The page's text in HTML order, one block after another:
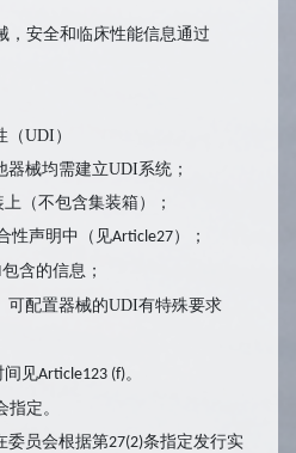
安全和临床性能信息通过
UDI）
械均需建立UDI系统；
（不包含集装箱）；
性声明中（见Article27）；
包含的信息；
可配置器械的UDI有特殊要求
间见Article123 (f)。
定。
委员会根据第27(2)条指定发行实